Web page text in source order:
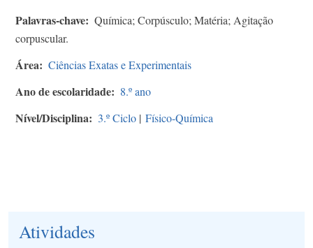
Palavras-chave
Química; Corpúsculo; Matéria; Agitação
corpuscular.
Área Ciências Exatas e Experimentais
Ano de escolaridade 8.º ano
Nível/Disciplina 3.º Ciclo | Físico-Química
Atividades